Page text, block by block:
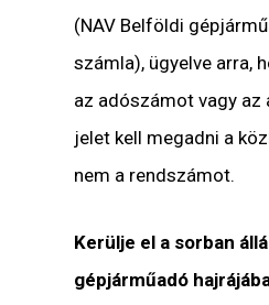
(NAV Belföldi
számla), ügyelve arra,
az adószámot vagy
jelet kell megadni a
nem a rendszámot.
Kerülje el a sorban
gépjárműadó